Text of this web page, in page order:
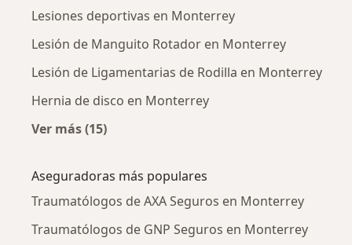
Lesiones deportivas en Monterrey
Lesión de Manguito Rotador en Monterrey
Lesión de Ligamentarias de Rodilla en Monterrey
Hernia de disco en Monterrey
Ver más (15)
Aseguradoras más populares
Traumatólogos de AXA Seguros en Monterrey
Traumatólogos de GNP Seguros en Monterrey